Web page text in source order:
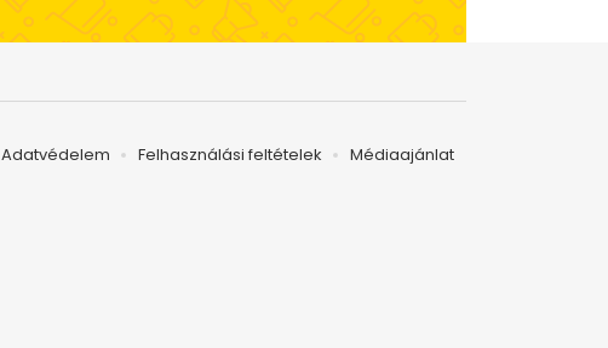
Adatvédelem Felhasználási feltételek Médiaajánlat